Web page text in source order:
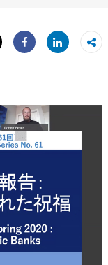
Tweet
Share
Share